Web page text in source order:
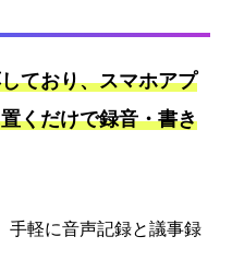
ており、スマホアプ
くだけで録音・書き
手軽に音声記録と議事録